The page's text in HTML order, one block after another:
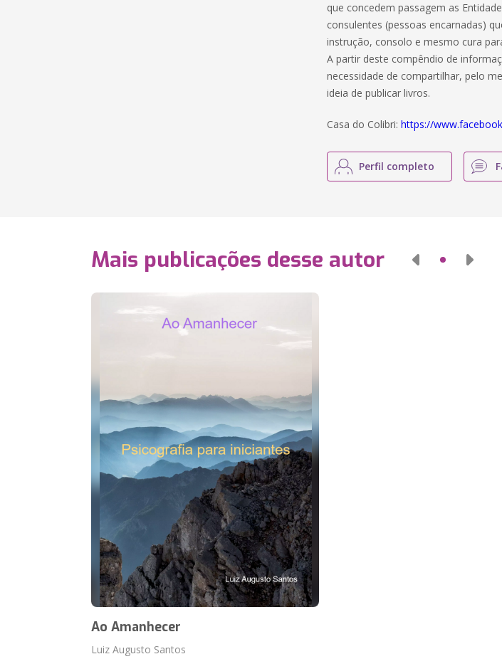
que concedem passagem as
consulentes (pessoas encarnadas)
instrução, consolo e mesmo cura
A partir deste compêndio de
necessidade de compartilhar, pelo
ideia de publicar livros.
Casa do Colibri:https://
Perfil completo
Mais publicações desse autor
Ao Amanhecer
Luiz Augusto Santos